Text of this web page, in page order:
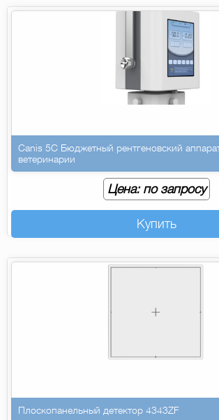
Canis 5C Бюджетный рентгеновский
ветеринарии
Цена: по запросу
Купить
Плоскопанельный детектор 4343ZF